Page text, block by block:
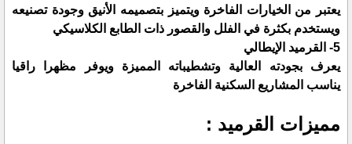
يعتبر من الخيارات الفاخرة ويتميز بتصميمه الأنيق وجودة تصنيعه
ويستخدم بكثرة في الفلل والقصور ذات الطابع الكلاسيكي
5- القرميد الإيطالي
يعرف بجودته العالية وتشطيباته المميزة ويوفر مظهرا راقيا
يناسب المشاريع السكنية الفاخرة
مميزات القرميد :